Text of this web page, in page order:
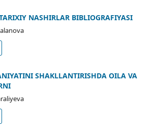
NASHIRLAR BIBLIOGRAFIYASI
SHAKLLANTIRISHDA OILA VA